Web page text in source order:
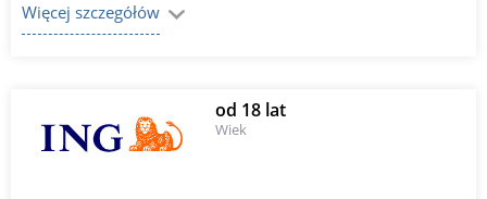
Więcej szczegółów
od 18 lat
Wiek